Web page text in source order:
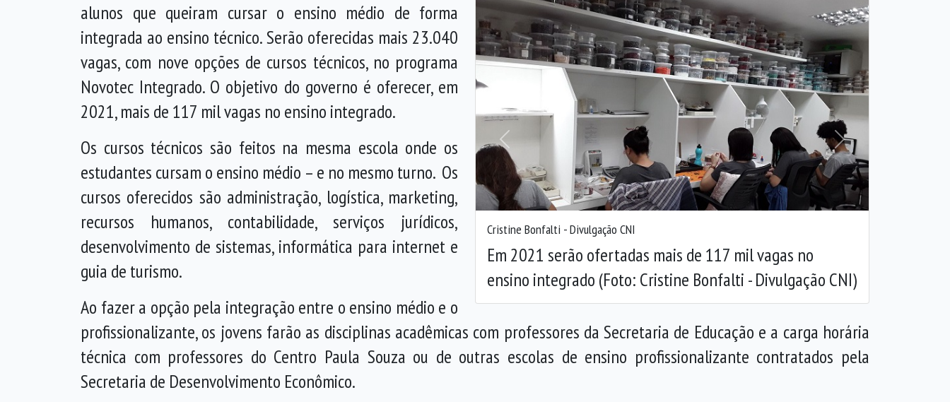
Cristine Bonfalti - Divulgação CNI
Em 2021 serão ofertadas mais de 117 mil vagas no
ensino integrado (Foto: Cristine Bonfalti - Divulgação CNI)
Anterior Próxima
alunos que queiram cursar o ensino médio de forma
integrada ao ensino técnico. Serão oferecidas mais 23.040
vagas, com nove opções de cursos técnicos, no programa
Novotec Integrado. O objetivo do governo é oferecer, em
2021, mais de 117 mil vagas no ensino integrado.
Os cursos técnicos são feitos na mesma escola onde os
estudantes cursam o ensino médio – e no mesmo turno. Os
cursos oferecidos são administração, logística, marketing,
recursos humanos, contabilidade, serviços jurídicos,
desenvolvimento de sistemas, informática para internet e
guia de turismo.
Ao fazer a opção pela integração entre o ensino médio e o
profissionalizante, os jovens farão as disciplinas acadêmicas com professores da Secretaria de Educação e a carga horária
técnica com professores do Centro Paula Souza ou de outras escolas de ensino profissionalizante contratados pela
Secretaria de Desenvolvimento Econômico.